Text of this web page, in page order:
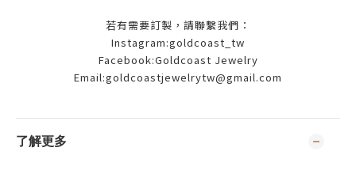
若有需要訂製，請聯繫我們：
Instagram:goldcoast_tw
Facebook:Goldcoast Jewelry
Email:goldcoastjewelrytw@gmail.com
了解更多